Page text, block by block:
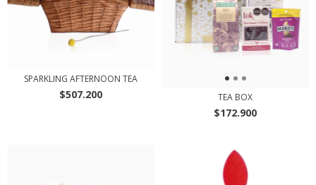
SPARKLING AFTERNOON TEA
$507.200 TEA BOX
$172.900